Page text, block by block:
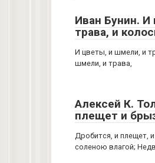
Иван Бунин.
трава, и
И цветы, и шмели, и
шмели, и трава,
Алексей К.
плещет и
Дробится, и плещет,
соленою влагой;